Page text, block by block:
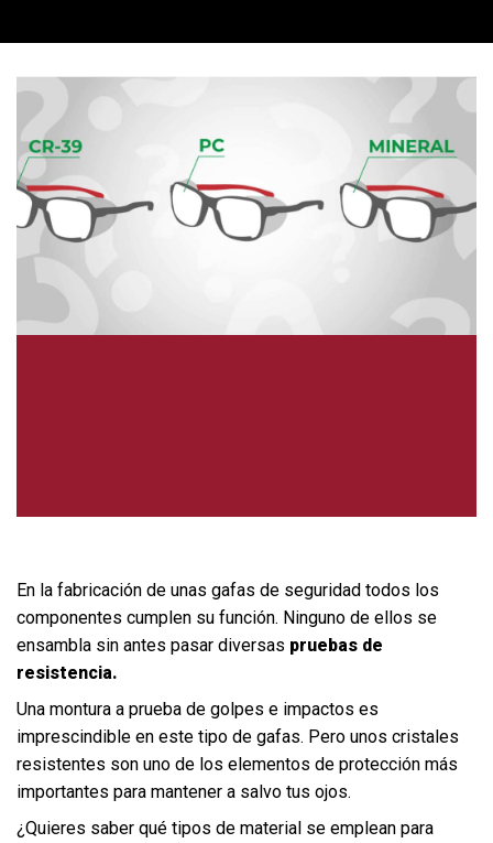
En la fabricación de unas gafas de seguridad todos los
componentes cumplen su función. Ninguno de ellos se
ensambla sin antes pasar diversas pruebas de
resistencia.
Una montura a prueba de golpes e impactos es
imprescindible en este tipo de gafas. Pero unos cristales
resistentes son uno de los elementos de protección más
importantes para mantener a salvo tus ojos.
¿Quieres saber qué tipos de material se emplean para